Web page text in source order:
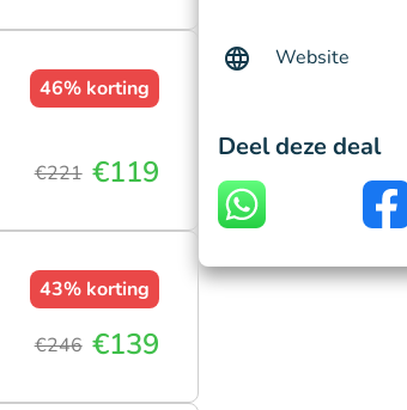
46% korting
€221 €119
43% korting
€246 €139
Website
Deel deze deal